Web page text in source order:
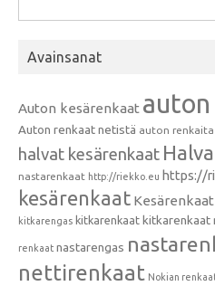
Avainsanat
Auton kesärenkaat
Auton renkaat netistä auton renkaita
halvat kesärenkaat
nastarenkaat http://riekko.eu https://
kesärenkaat
kitkarengas kitkarenkaat kitkarenkaat
renkaat nastarengas
nettirenkaat Nokian